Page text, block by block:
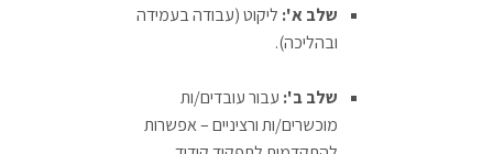
שלב א': ליקוט (עבודה בעמידה
ובהליכה).
שלב ב': עבור עובדים/ות
מוכשרים/ות ורציניים – אפשרות